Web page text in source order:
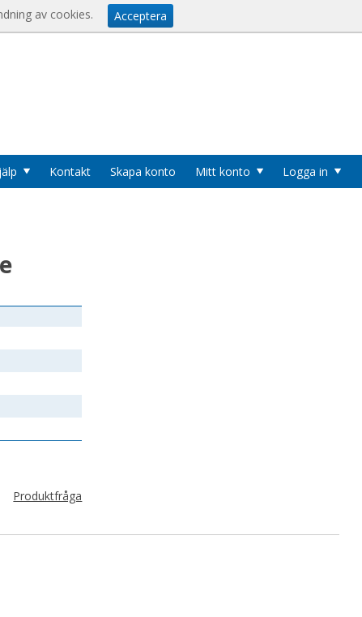
av cookies. Acceptera
Kontakt Skapa konto Mitt konto Logga in
Glömt ditt lösenord?
Produktfråga